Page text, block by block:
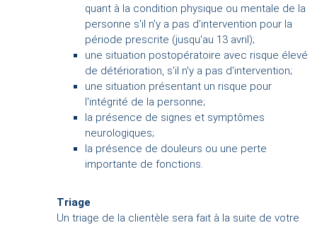
quant à la condition physique ou mentale de la
personne s'il n'y a pas d'intervention pour la
période prescrite (jusqu'au 13 avril);
une situation postopératoire avec risque élevé
de détérioration, s'il n'y a pas d'intervention;
une situation présentant un risque pour
l'intégrité de la personne;
la présence de signes et symptômes
neurologiques;
la présence de douleurs ou une perte
importante de fonctions.
Triage
Un triage de la clientèle sera fait à la suite de votre